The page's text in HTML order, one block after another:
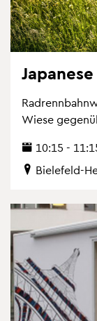
Wiese
10:15 -
Bie­le­feld-